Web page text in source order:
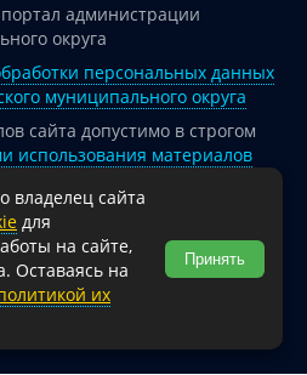
администрации
округа
персональных данных
муниципального округа
сайта допустимо в строгом
использования материалов
информации ссылка
Интернет обязательна
официальный интернет-портал
муниципального округа.
владелец сайта
для
на сайте,
Оставаясь на
их
Принять